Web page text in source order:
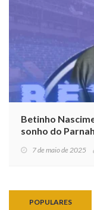
Betinho
sonho do
7 de maio de 2025
POPULARES